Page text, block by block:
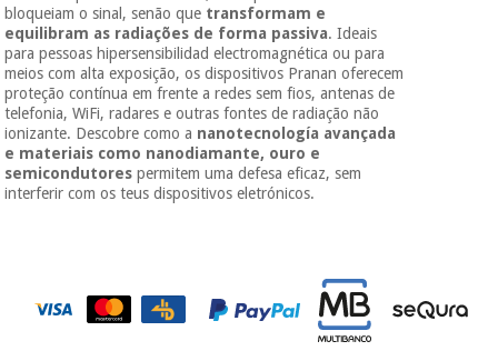
bloqueiam o sinal, senão que transformam e
equilibram as radiações de forma passiva. Ideais
para pessoas hipersensibilidad electromagnética ou para
meios com alta exposição, os dispositivos Pranan oferecem
proteção contínua em frente a redes sem fios, antenas de
telefonia, WiFi, radares e outras fontes de radiação não
ionizante. Descobre como a nanotecnología avançada
e materiais como nanodiamante, ouro e
semicondutores permitem uma defesa eficaz, sem
interferir com os teus dispositivos eletrónicos.